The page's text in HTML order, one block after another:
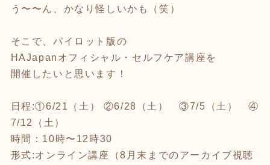
う〜〜ん、かなり怪しいかも（笑）
そこで、パイロット版の
HAJapanオフィシャル・セルフケア講座を
開催したいと思います！
日程:①6/21（土） ②6/28（土） ③7/5（土） ④
7/12（土）
時間：10時〜12時30
形式:オンライン講座（8月末までのアーカイブ視聴